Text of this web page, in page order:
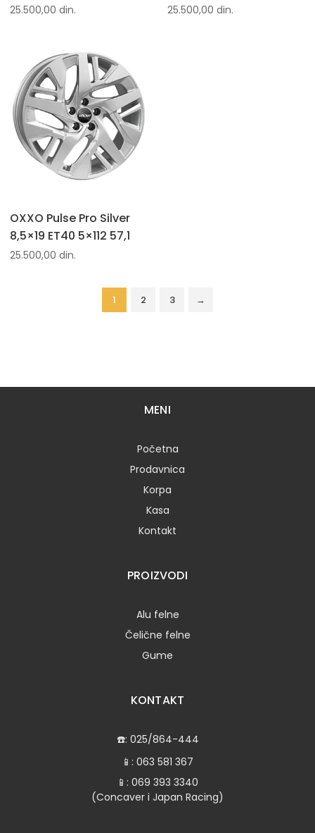
25.500,00 din. 25.500,00 din.
OXXO Pulse Pro Silver
8,5×19 ET40 5×112 57,1
25.500,00 din.
1 2 3 →
MENI
Početna
Prodavnica
Korpa
Kasa
Kontakt
PROIZVODI
Alu felne
Čelične felne
Gume
KONTAKT
☎️: 025/864-444
📱: 063 581 367
📱: 069 393 3340
(Concaver i Japan Racing)